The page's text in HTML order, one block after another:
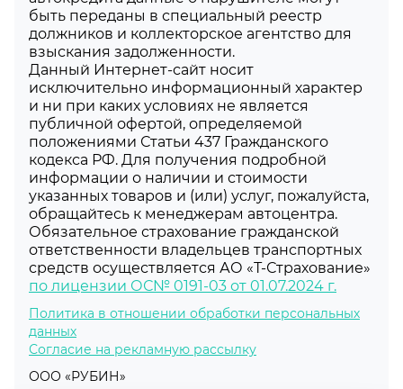
быть переданы в специальный реестр
должников и коллекторское агентство для
взыскания задолженности.
Данный Интернет-сайт носит
исключительно информационный характер
и ни при каких условиях не является
публичной офертой, определяемой
положениями Статьи 437 Гражданского
кодекса РФ. Для получения подробной
информации о наличии и стоимости
указанных товаров и (или) услуг, пожалуйста,
обращайтесь к менеджерам автоцентра.
Обязательное страхование гражданской
ответственности владельцев транспортных
средств осуществляется АО «Т-Страхование»
по лицензии ОС№ 0191-03 от 01.07.2024 г.
Политика в отношении обработки персональных
данных
Согласие на рекламную рассылку
ООО «РУБИН»